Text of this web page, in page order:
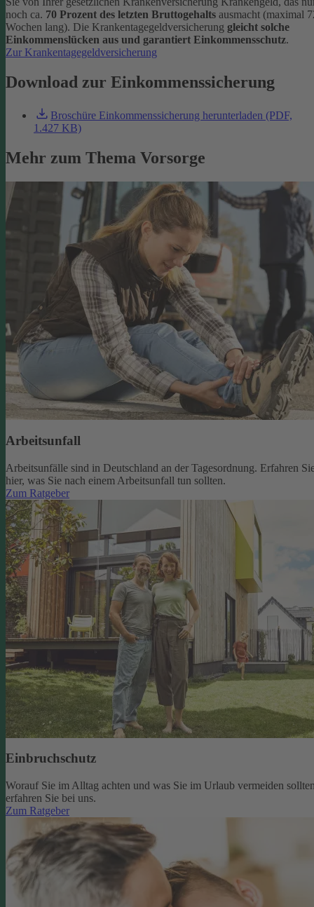
noch ca. 70 Prozent des letzten Bruttogehalts ausmacht (maximal
Wochen lang). Die Krankentagegeldversicherung gleicht solche
Einkommenslücken aus und garantiert Einkommensschutz.
Zur Krankentagegeldversicherung
Download zur Einkommenssicherung
Broschüre Einkommenssicherung herunterladen (PDF,
1.427 KB)
Mehr zum Thema Vorsorge
Arbeitsunfall
Arbeitsunfälle sind in Deutschland an der Tagesordnung. Erfahren
hier, was Sie nach einem Arbeitsunfall tun sollten.
Zum Ratgeber
Einbruchschutz
Worauf Sie im Alltag achten und was Sie im Urlaub vermeiden
erfahren Sie bei uns.
Zum Ratgeber